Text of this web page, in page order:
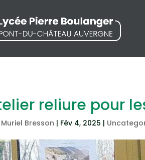
reliure pour
Muriel Bresson | Fév 4, 2025 |